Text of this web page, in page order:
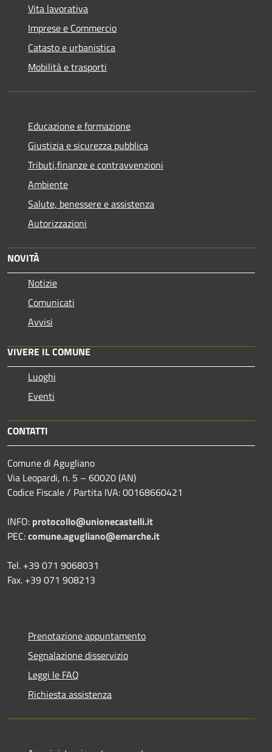
Vita lavorativa
Imprese e Commercio
Catasto e urbanistica
Mobilità e trasporti
Educazione e formazione
Giustizia e sicurezza pubblica
Tributi,finanze e contravvenzioni
Ambiente
Salute, benessere e assistenza
Autorizzazioni
NOVITÀ
Notizie
Comunicati
Avvisi
VIVERE IL COMUNE
Luoghi
Eventi
CONTATTI
Comune di Agugliano
Via Leopardi, n. 5 – 60020 (AN)
Codice Fiscale / Partita IVA: 00168660421
INFO: protocollo@unionecastelli.it
PEC:comune.agugliano@emarche.it
Tel. +39 071 9068031
Fax. +39 071 908213
Prenotazione appuntamento
Segnalazione disservizio
Leggi le FAQ
Richiesta assistenza